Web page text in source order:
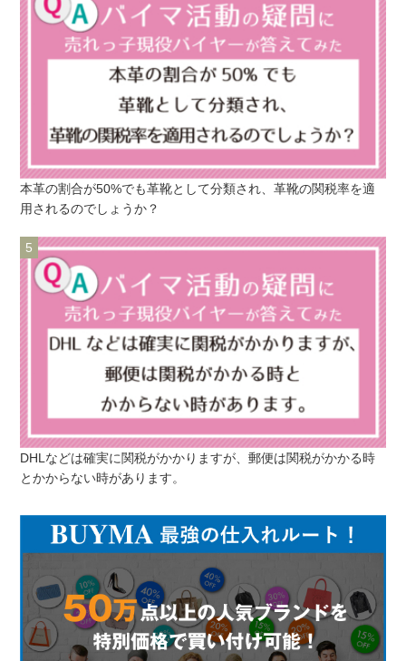
本革の割合が50%でも革靴として分類され、革靴の関税率を適
用されるのでしょうか？
DHLなどは確実に関税がかかりますが、郵便は関税がかかる時
とかからない時があります。